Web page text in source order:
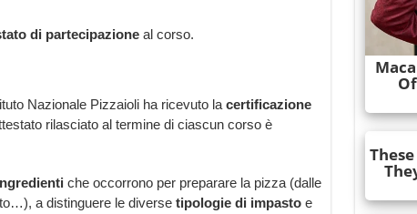
di partecipazioneal corso.
Nazionale Pizzaioli ha ricevuto lacertificazione
rilasciato al termine di ciascun corso è
che occorrono per preparare la pizza (dalle
a distinguere le diversetipologie di impastoe